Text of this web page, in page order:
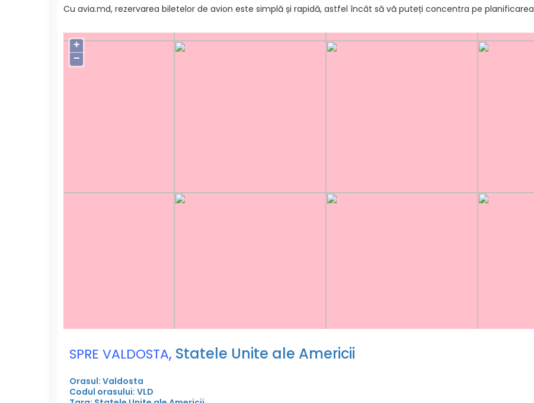
Cu avia.md, rezervarea biletelor de avion este simplă și rapidă, astfel încât să vă puteți concentra pe planificarea
+
−
SPRE VALDOSTA, Statele Unite ale Americii
Orasul: Valdosta
Codul orasului: VLD